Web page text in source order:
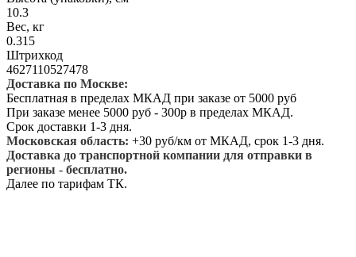
10.3
Вес, кг
0.315
Штрихкод
4627110527478
Доставка по Москве:
Бесплатная в пределах МКАД при заказе от 5000 руб
При заказе менее 5000 руб - 300р в пределах МКАД.
Срок доставки 1-3 дня.
Московская область: +30 руб/км от МКАД, срок 1-3 дня.
Доставка до транспортной компании для отправки в
регионы - бесплатно.
Далее по тарифам ТК.